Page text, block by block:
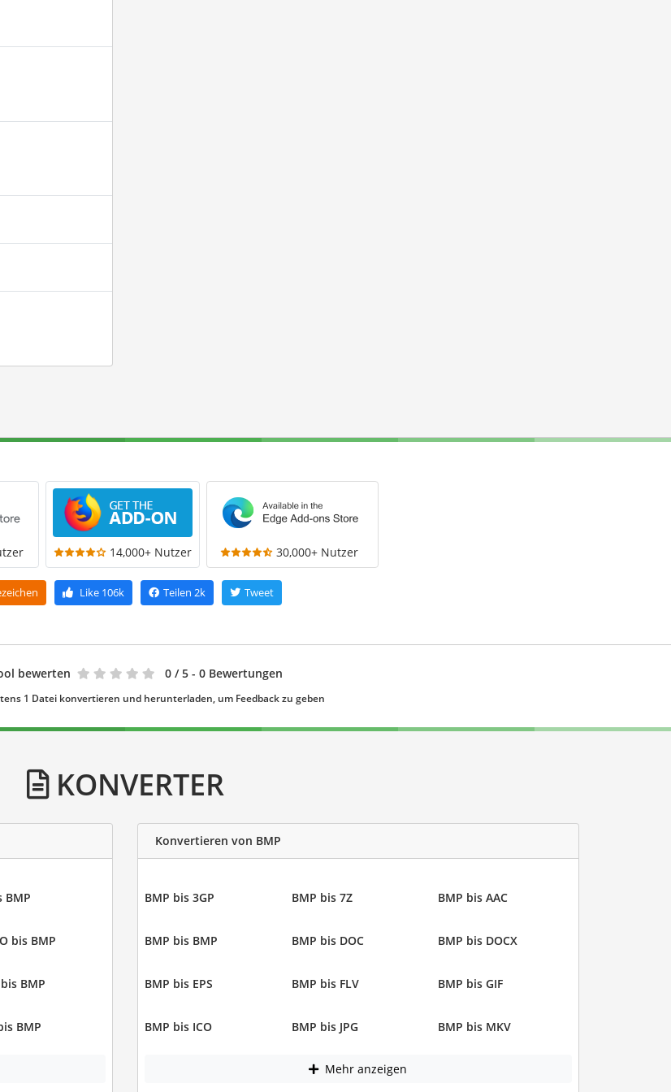
14,000+ Nutzer 30,000+ Nutzer
Like106k Teilen 2k Tweet
bewerten 0 / 5 - 0 Bewertungen
1 Datei konvertieren und herunterladen, um Feedback zu geben
KONVERTER
BMP
bis BMP
BMP
BMP
Konvertieren von BMP
BMP bis 3GP BMP bis 7Z BMP bis AAC
BMP bis BMP BMP bis DOC BMP bis DOCX
BMP bis EPS BMP bis FLV BMP bis GIF
BMP bis ICO BMP bis JPG BMP bis MKV
Mehr anzeigen